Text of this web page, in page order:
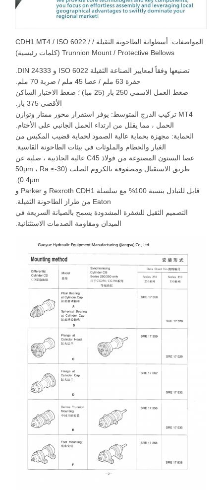
المواصفات: أسطوانة الطاحونة الثقيلة / CDH1 MT4 / ISO 6022 /
Trunnion Mount / Protective Bellows (كلمات رئيسية)
تصنيعها وفقاً لمعايير الصناعة الثقيلة ISO 6022 و DIN 24333.
حفرة 63 ملم / عصا 45 ملم / ضربة 70 ملم.
ضغط العمل الاسمي 250 بار (25 مبا) ؛ ضغط الاختبار الساكن
الأقصى 375 بار.
MT4 تركيب الدرج المتوسط: يوفر استقرار محور ممتاز وتوازن
الحمل ، مما يقلل من ارتداء الحمل الجانبي على الأختام.
الحماية: مجهزة بحماية عالية الصمود لحماية قضيب المكبس من
الغبار والحطام والملوثات في بيئات الطاحونة القاسية.
عصا البستون المصنوعة من فولاذ C45 عالية الجاذبية ، صلبة عن
طريق الاستقبال ومصفوفة بالكروم الصلب (30-50μm ، Ra ≤
0.4μm).
قابل للتبادل بنسبة 100% مع سلسلة Rexroth CDH1 و Parker و
Eaton من طراز الطاحونة الثقيلة.
التصميم الثقيل للشفرة المشدودة يسمح بالصيانة السريعة في
الميدان ومقاومة الصدمات الاستثنائية.